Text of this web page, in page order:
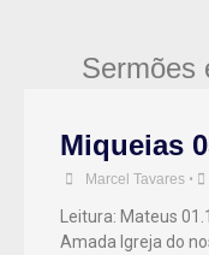
Sermões
Miqueias
Marcel Tavares •
Leitura: Mateus
Amada Igreja do